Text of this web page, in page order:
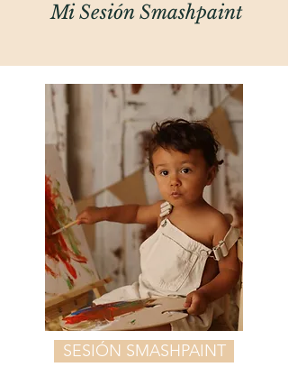
Mi Sesión Smashpaint
SESIÓN SMASHPAINT